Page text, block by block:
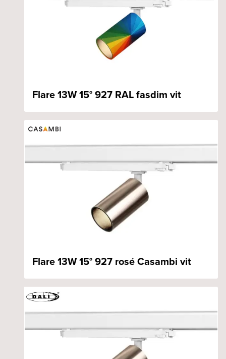
Flare 13W 15° 927 RAL fasdim vit
Flare 13W 15° 927 rosé Casambi vit